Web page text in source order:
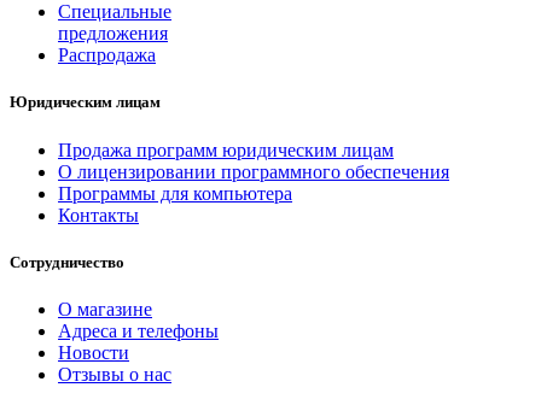
Специальные
предложения
Распродажа
Юридическим лицам
Продажа программ юридическим лицам
О лицензировании программного обеспечения
Программы для компьютера
Контакты
Сотрудничество
О магазине
Адреса и телефоны
Новости
Отзывы о нас